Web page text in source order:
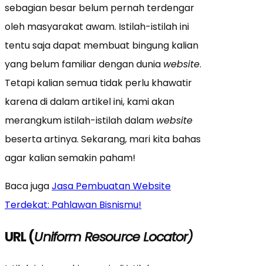
sebagian besar belum pernah terdengar
oleh masyarakat awam. Istilah-istilah ini
tentu saja dapat membuat bingung kalian
yang belum familiar dengan dunia website.
Tetapi kalian semua tidak perlu khawatir
karena di dalam artikel ini, kami akan
merangkum istilah-istilah dalam website
beserta artinya. Sekarang, mari kita bahas
agar kalian semakin paham!
Baca jugaJasa Pembuatan Website
Terdekat: Pahlawan Bisnismu!
URL (Uniform Resource Locator)